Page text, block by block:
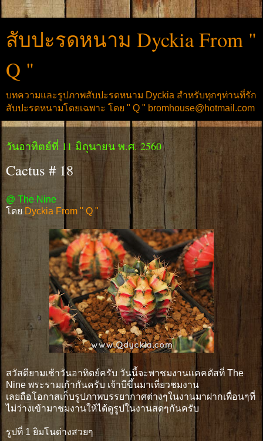
สับปะรดหนาม Dyckia From "
Q "
บทความและรูปภาพสับปะรดหนาม Dyckia สำหรับทุกๆท่านที่รัก
สับปะรดหนามโดยเฉพาะ โดย " Q " bromhouse@hotmail.com
วันอาทิตย์ที่ 11 มิถุนายน พ.ศ. 2560
Cactus # 18
@ The Nine
โดย Dyckia From " Q "
สวัสดียามเช้าวันอาทิตย์ครับ วันนี้จะพาชมงานเเคคตัสที่ The
Nine พระรามเก้ากันครับ เจ้าบีขึ้นมาเที่ยวชมงาน
เลยถือโอกาสเก็บรูปภาพบรรยากาศต่างๆในงานมาฝากเพื่อนๆที่
ไม่ว่างเข้ามาชมงานให้ได้ดูรูปในงานสดๆกันครับ
รูปที่ 1 ยิมโนด่างสวยๆ